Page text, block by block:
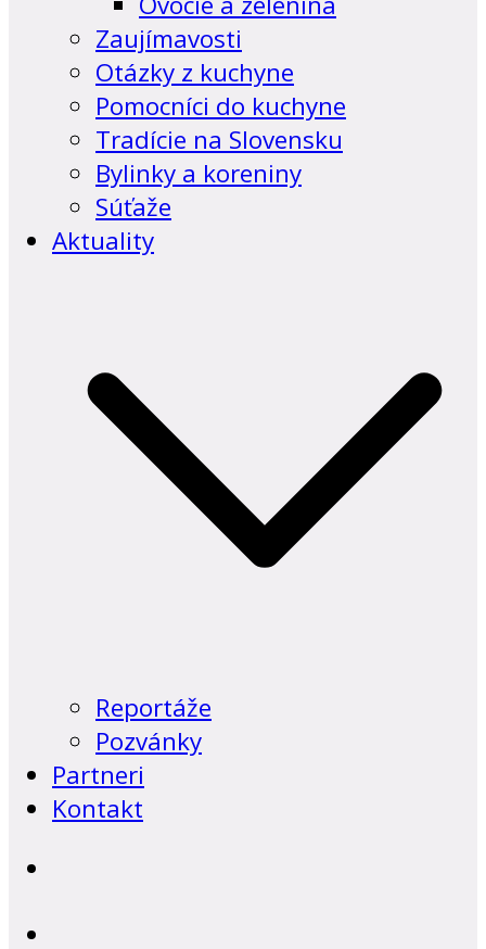
Zaujímavosti
Otázky z kuchyne
Pomocníci do kuchyne
Tradície na Slovensku
Bylinky a koreniny
Súťaže
Aktuality
Reportáže
Pozvánky
Partneri
Kontakt